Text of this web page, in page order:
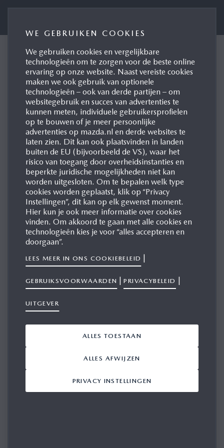
CONTACTFORMULIER
VOOR MEDIAVRAGEN
AANHEF (OPTIONEEL)
VOORNAAM
ACHTERNAAM
E-MAIL
TELEFOON
E-MAILADRES
WE GEBRUIKEN COOKIES
We gebruiken cookies en vergelijkbare
technologieën om te zorgen voor de beste online
ervaring op onze website. Naast vereiste cookies
maken we ook gebruik van optionele
technologieën – ook van derde partijen – om
websitegebruik en succes van advertenties te
kunnen meten, individuele gebruikersprofielen
op te bouwen of je meer persoonlijke
advertenties op mazda.nl en derde websites te
laten zien. Dit kan ook plaatsvinden in landen
buiten de EU (bijvoorbeeld de VS), waar het
risico van toegang door overheidsinstanties en
beperkte juridische mogelijkheden niet kan
worden uitgesloten. Om te bepalen welk type
cookies worden geplaatst, klik op “Privacy
Instellingen”, dit kan op elk gewenst moment.
Hier kun je ook meer informatie over cookies
vinden. Om akkoord te gaan met alle cookies en
technologieën kies je voor “alles accepteren en
doorgaan”.
LEES MEER IN ONS COOKIEBELEID |
GEBRUIKSVOORWAARDEN |PRIVACYBELEID |
UITGEVER
PRIVACY INSTELLINGEN
ALLES AFWIJZEN
ALLES TOESTAAN